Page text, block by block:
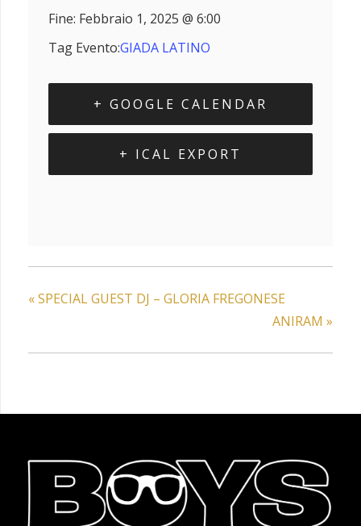
Fine: Febbraio 1, 2025 @ 6:00
Tag Evento:GIADA LATINO
+ GOOGLE CALENDAR
+ ICAL EXPORT
«SPECIAL GUEST DJ – GLORIA FREGONESE
ANIRAM »